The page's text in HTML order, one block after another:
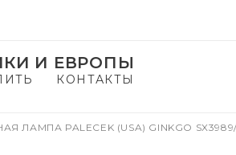
И ЕВРОПЫ
КОНТАКТЫ
ЛАМПА PALECEK (USA) GINKGO